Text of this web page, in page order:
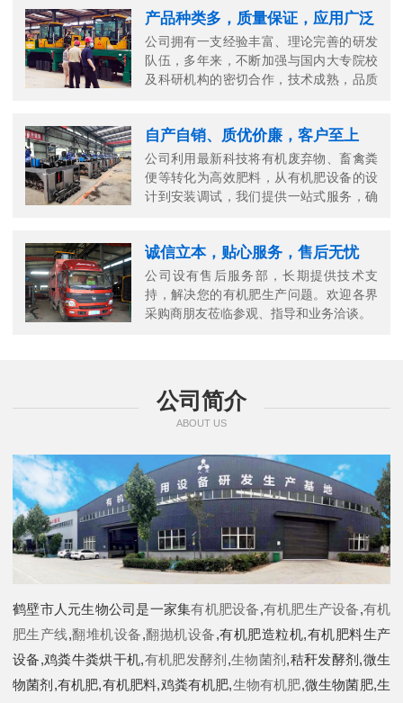
产品种类多，质量保证，应用广泛
公司拥有一支经验丰富、理论完善的研发
队伍，多年来，不断加强与国内大专院校
及科研机构的密切合作，技术成熟，品质
自产自销、质优价廉，客户至上
公司利用最新科技将有机废弃物、畜禽粪
便等转化为高效肥料，从有机肥设备的设
计到安装调试，我们提供一站式服务，确
诚信立本，贴心服务，售后无忧
公司设有售后服务部，长期提供技术支
持，解决您的有机肥生产问题。欢迎各界
采购商朋友莅临参观、指导和业务洽谈。
公司简介
ABOUT US
鹤壁市人元生物公司是一家集有机肥设备,有机肥生产设备,有机
肥生产线,翻堆机设备,翻抛机设备,有机肥造粒机,有机肥料生产
设备,鸡粪牛粪烘干机,有机肥发酵剂 ,生物菌剂 ,秸秆发酵剂,微生
物菌剂,有机肥,有机肥料,鸡粪有机肥,生物有机肥,微生物菌肥,生